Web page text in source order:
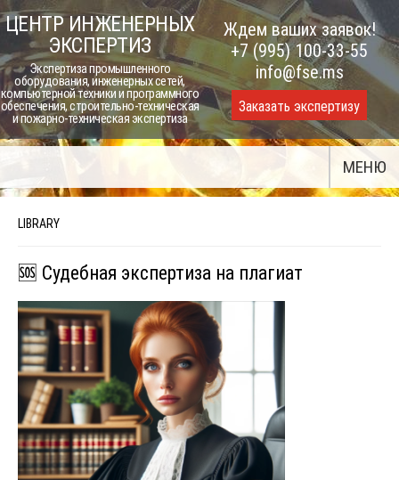
Skip
to
content
ЦЕНТР ИНЖЕНЕРНЫХ
ЭКСПЕРТИЗ
Экспертиза промышленного
оборудования, инженерных сетей,
компьютерной техники и программного
обеспечения, строительно-техническая
и пожарно-техническая экспертиза
Ждем ваших заявок!
+7 (995) 100-33-55
info@fse.ms
Заказать экспертизу
МЕНЮ
LIBRARY
🆘 Судебная экспертиза на плагиат